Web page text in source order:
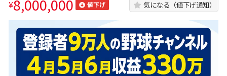
¥8,000,000 値下げ 気になる（値下げ通知）